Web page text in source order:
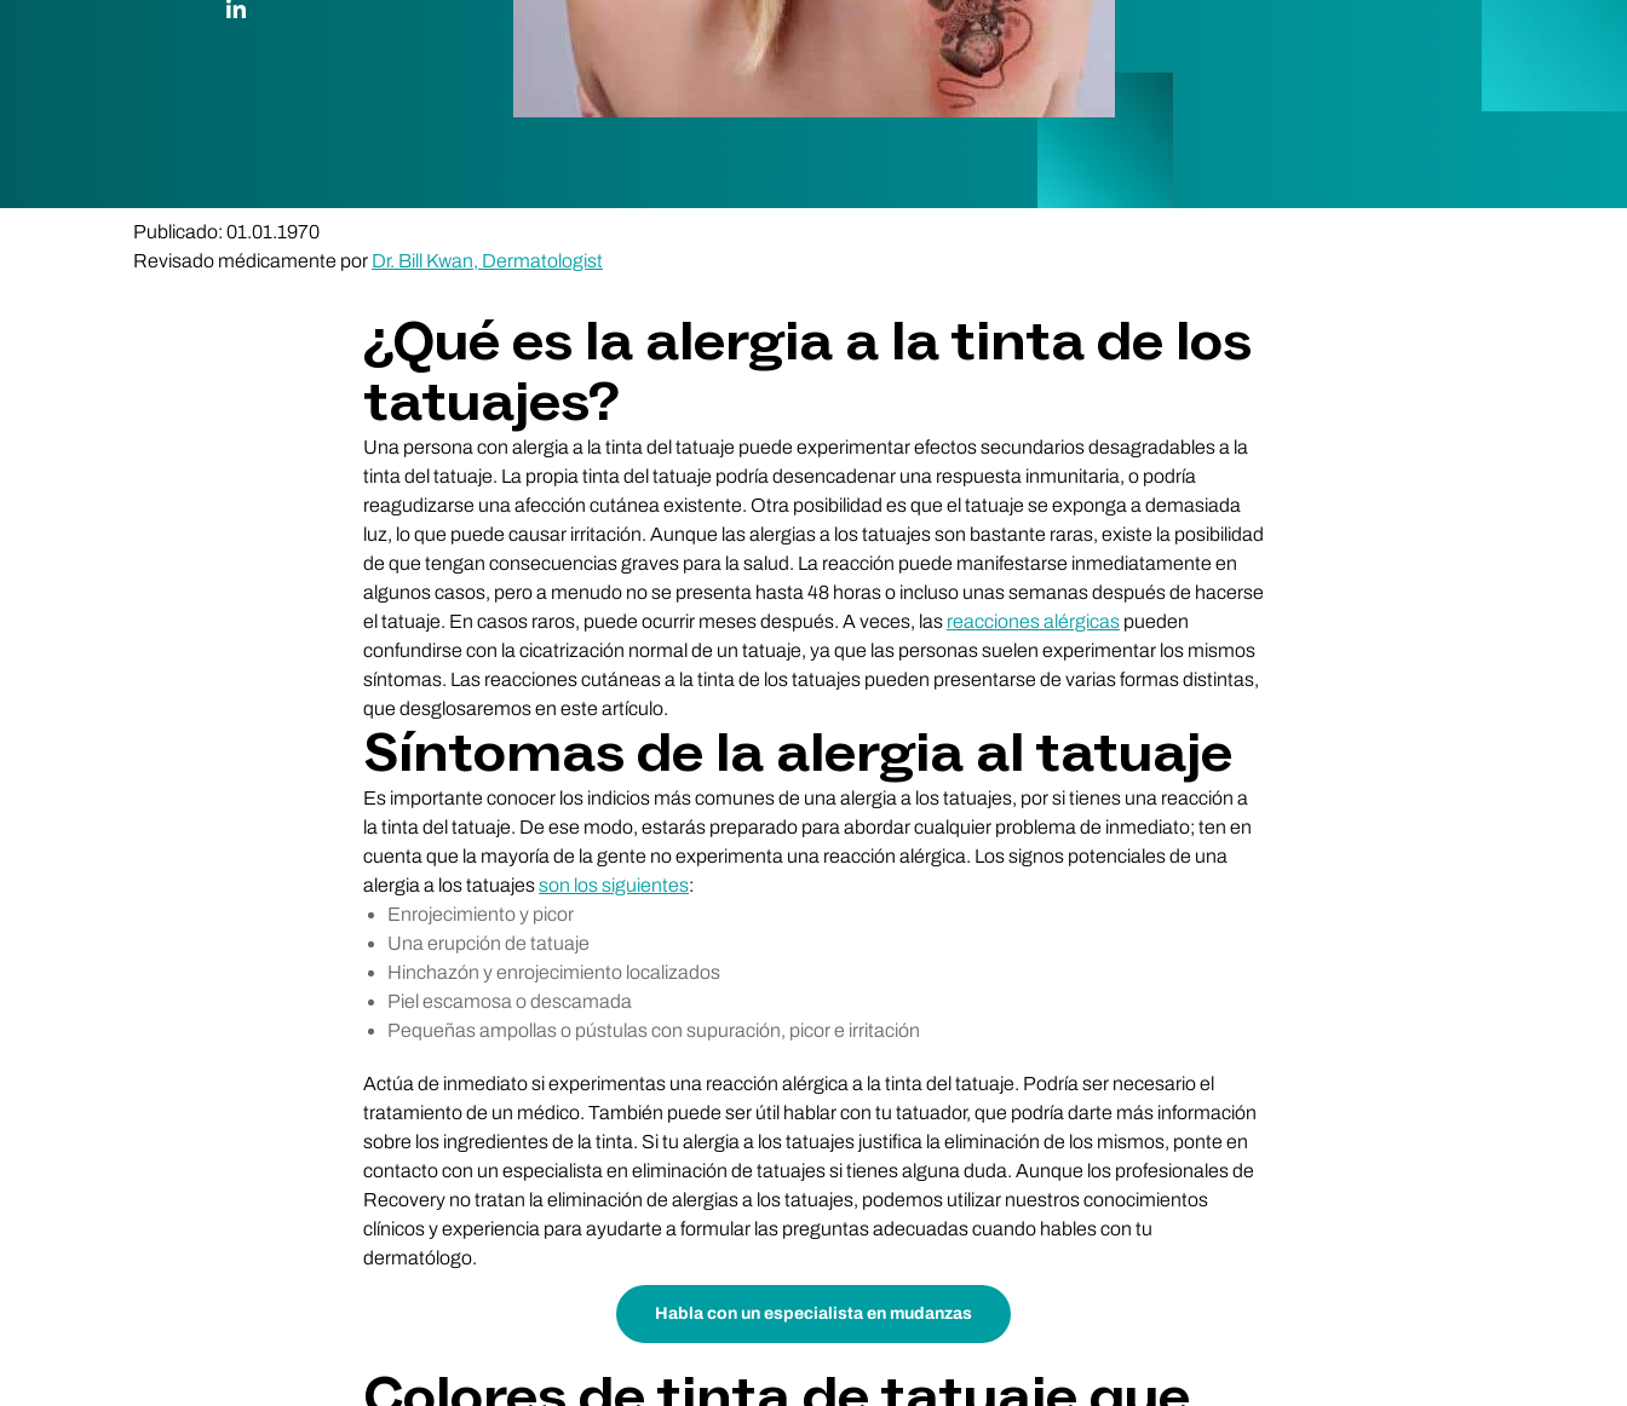
Publicado: 01.01.1970
Revisado médicamente por Dr. Bill Kwan, Dermatologist
¿Qué es la alergia a la tinta de los
tatuajes?
Una persona con alergia a la tinta del tatuaje puede experimentar efectos secundarios desagradables a la
tinta del tatuaje. La propia tinta del tatuaje podría desencadenar una respuesta inmunitaria, o podría
reagudizarse una afección cutánea existente. Otra posibilidad es que el tatuaje se exponga a demasiada
luz, lo que puede causar irritación. Aunque las alergias a los tatuajes son bastante raras, existe la posibilidad
de que tengan consecuencias graves para la salud. La reacción puede manifestarse inmediatamente en
algunos casos, pero a menudo no se presenta hasta 48 horas o incluso unas semanas después de hacerse
el tatuaje. En casos raros, puede ocurrir meses después. A veces, las reacciones alérgicas pueden
confundirse con la cicatrización normal de un tatuaje, ya que las personas suelen experimentar los mismos
síntomas. Las reacciones cutáneas a la tinta de los tatuajes pueden presentarse de varias formas distintas,
que desglosaremos en este artículo.
Síntomas de la alergia al tatuaje
Es importante conocer los indicios más comunes de una alergia a los tatuajes, por si tienes una reacción a
la tinta del tatuaje. De ese modo, estarás preparado para abordar cualquier problema de inmediato; ten en
cuenta que la mayoría de la gente no experimenta una reacción alérgica. Los signos potenciales de una
alergia a los tatuajesson los siguientes:
Enrojecimiento y picor
Una erupción de tatuaje
Hinchazón y enrojecimiento localizados
Piel escamosa o descamada
Pequeñas ampollas o pústulas con supuración, picor e irritación
Actúa de inmediato si experimentas una reacción alérgica a la tinta del tatuaje. Podría ser necesario el
tratamiento de un médico. También puede ser útil hablar con tu tatuador, que podría darte más información
sobre los ingredientes de la tinta. Si tu alergia a los tatuajes justifica la eliminación de los mismos, ponte en
contacto con un especialista en eliminación de tatuajes si tienes alguna duda. Aunque los profesionales de
Recovery no tratan la eliminación de alergias a los tatuajes, podemos utilizar nuestros conocimientos
clínicos y experiencia para ayudarte a formular las preguntas adecuadas cuando hables con tu
dermatólogo.
Habla con un especialista en mudanzas